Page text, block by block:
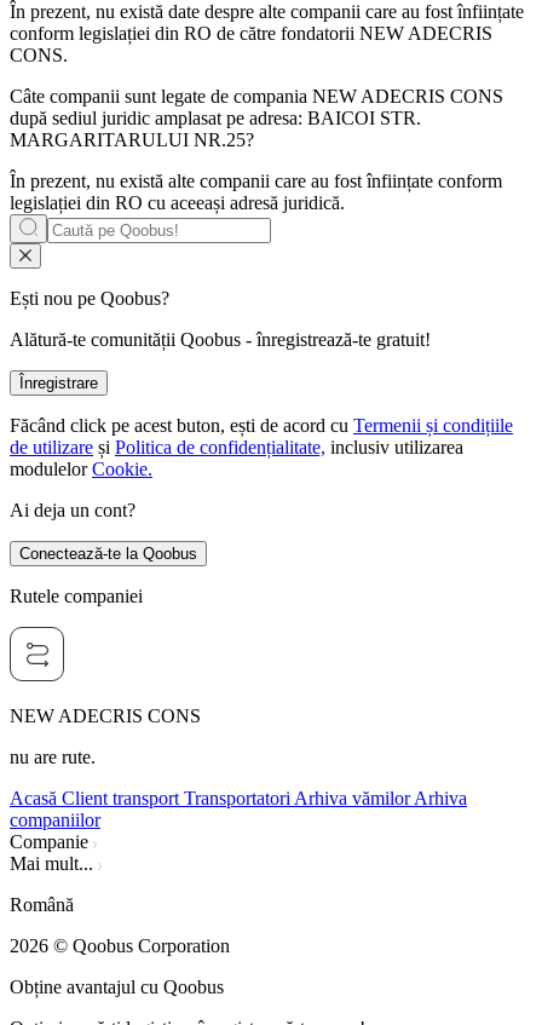
În prezent, nu există date despre alte companii care au fost înființate
conform legislației din RO de către fondatorii NEW ADECRIS
CONS.
Câte companii sunt legate de compania NEW ADECRIS CONS
după sediul juridic amplasat pe adresa: BAICOI STR.
MARGARITARULUI NR.25?
În prezent, nu există alte companii care au fost înființate conform
legislației din RO cu aceeași adresă juridică.
Ești nou pe Qoobus?
Alătură-te comunității Qoobus - înregistrează-te gratuit!
Înregistrare
Făcând click pe acest buton, ești de acord cu Termenii și condițiile
de utilizare și Politica de confidențialitate, inclusiv utilizarea
modulelor Cookie.
Ai deja un cont?
Conectează-te la Qoobus
Rutele companiei
NEW ADECRIS CONS
nu are rute.
Acasă Client transport Transportatori Arhiva vămilor Arhiva
companiilor
Companie
Mai mult...
Română
2026 © Qoobus Corporation
Obține avantajul cu Qoobus